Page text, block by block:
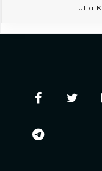
Ulla
Facebook
telegram